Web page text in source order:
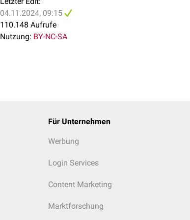
04.11.2024, 09:15
110.148 Aufrufe
Nutzung: BY-NC-SA
Für Unternehmen
Werbung
Login Services
Content Marketing
Marktforschung